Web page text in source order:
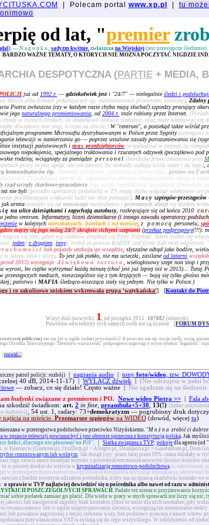
| Polecam portal www.xp.pl tu
od lat, "premier
).— Nagonka ; sadyzm kwitnie, zwłaszcza na Wiejskiej(jest przestępcze śledzenie).
WAŻNE TEMATY, O KTÓRYCH NIE MOŻNA POCZYTAĆ NIGDZIE
DESPOTYCZNA (PARTIE+ MEDIA,
POLICJI już od 1992 r. — gdziekolwiek jest i "24/7" — nielegalnie śledzi i
Matrix albo filmach pokazujących np. monitorowanie przestrzeni lotniczej) Zdalny
Piotra zwłaszcza (czy w każdym razie chyba mają słuchać) szpiedzy pracujący
jego naturalnego promieniowania , od 2004 r. stale robiony przez Internet.
w różnych firmach, co dodatkowo ułatwia śledzenie, oraz może włamywać
dźwiękowy non stop, o czym za chwilę.) W "centrum", a poniekąd także wśród
programem Microsoftu dystrybuowanym w Polsce przez Sygnity (szeregowi
telewizji w namierzaniu go — poprzez ustalone zasady porozumiewania się
instytucji państwowych i mas przedsiębiorców (współudział w zamian za
niepokojenia, specjalnego traktowania i rzucanych odzywek (początkowo pod
rodziny, wciągnięty za pieniądze personel (bandycka praca zmianowa przy
pracy to jest opcja, ale nie zawsze, bo niekiedy szukają ściśle także i do tego) ,
komunikatorów itp. [kontakty polityczne, zwłaszcza u kierownika] postów na
z TV publikują tam m. in. informacje o ubiorze, miejscu pobytu ofiary, a
rząd-urzędy skarbowe-pracodawcy [np. co do "najeżdżania" pojazdami firmowymi na
też nie byli (ponadto operatorzy podsłuchu w TV mogą chyba włączać selektywne
przytłaczająca większość ludzi nie chce pomagać)
Masy szpiegów-przestępców
jak armia (zaczęło się od masowego nachodzenia i prywatnych aluzji na każdym
na ulice dziesiątkami i zapychają autobusy, rozkręcające się od końca 2010
jedno centrum.
Informatycy, liczni dziennikarze (i innego zawodu operatorzy
w kolejnych mieszkaniach, hotelach i na mieście, z pomocą personelu,
gdzie męczy się jego mózg 24/7 skrajnie cichymi szeptami (przekaz podprogowy(!!!):
się tam, gdzie wg radarów znajduje się Piotr Niżyński. Jakim cudem się
jeden+z drągiem inny); zrobił to prawie KAŻDY szef firmy (lub miał odgórnie).
lub pojazdy atakują go wszędzie , słyszalne odtąd jako bodźce,
w sklepy, blok i ulicę) . To jest jak piekło, nie ma ucieczki, zasilane od latarni
przed 2015) występuje dźwiękowa tortura
, wielogłosowy szept non stop i
wyrost, bo ciężko wytrzymać każdą minutę (choć jest już lepiej niż w 2013)... Tutaj
przestępczych mediach, nieszczególnie się z tym kryjących — boją się tylko głośno
państwo i MAFIA śledząco-niszcząca stały się jednym. Nie tylko w Polsce.)
i co zakulisowo spiskiem wykreowała grupa 'watykańska'] [Kontakt do
Wizyt dziś (nowych): 1, od początku 2015: 107882 (różnych).
Powtórne odwiedziny tych samych osób nie są liczone. [FORUM
publicznej nie ma już w ogóle żadnej prywatności? A przecież ma np. swoje myśli, swoją
Ośrodka Telewizyjnego "Detektyw warszawski" podprogowo sugerujący swym tytułem "legalność"
[rozwiń...]
patrol policji: rozbój) nagrania audio tony foto/wideo , tzw.
40 dB, 2014-11-17) | WYŁĄCZ dźwięk
(Nie odczujesz w pełni
— zobacz, co się działo! Często ważne | Nie zgadzam się na
budynki związane z premierem i PO. Nowe wideo Piotra >> Fala
szkodzić świadkom: art. 2 in fine preambuła+5+30 13(!) [zakaz
ludności] , 54 ust. 1, radary: 73+demokratyzm — pogrubiony druk dotyczy
najścia na mieście. Przemarsze szpiegówna WIDEO(dowód, więcej tu)
w przestępstwa podsłuchowe przeciwko Niżyńskiemu. "Można zrobić ci
w sprawie telewizji powinna być i jest obecnie sprzeczna z konstytucją polską. Jak
babci, dlaczego nie głosować na PiS". Siatka związana z TVP: pokoje dla agenta (od
w Internecie (Gumtree.pl, OtoDom.pl = Allegro.pl, Domiporta.pl = GazetaDom.pl,
trybie cenzurowanym lub wolnym. Jak dotąd (czy: przez lata) przez 99% czasu działały w
tego serwis może doradzać kontakt z pośrednikiem mieszkaniowym (koniec końców
w prostej drodze do wejścia w kryminalizację remontowo-podsłuchową (o zamieszanej
przestępczym procederze inwigilowania komputera użyczając mieszkania, oferowano
z bardzo istotnym udziałem pośrednika, który ma za sprawą skarbówki kontakt we
o sprawie w TVP najłatwiej dowiedzieć się u pośrednika albo nawet od razu w
POSZCZEGÓLNYCH SPRAWACH. Padało też nieraz o przyjmowaniu
sobie podatek zamiast go płacić. Dla wielu w pracy w mych sprawach nie liczy się nic,
jakości lub następował zupełny brak kontaktu (choć to może dla nich normalne, gdy
umowy lub w ogóle nieprzyjmowanie zlecenia, występują też nienaturalne
poważnie zagrożonej z mojej rzekomo winy, bez podstawy prawnej a nawet wbrew
przywłaszczenia VAT-u zniżają się do tego wszystkiego. W odróżnieniu od